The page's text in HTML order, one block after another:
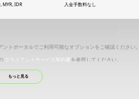
MYR, IDR 入金手数料なし
トポータルでご利用可能なオプションをご確認ください。
クライアントサービス契約書 を参照してください。
必要です。それ以降の入金は自動的に行われます。
もっと見る